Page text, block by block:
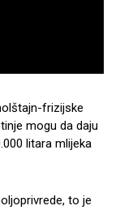
frizijske
mogu da daju
litara mlijeka
to je